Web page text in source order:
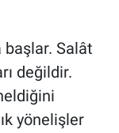
Salât
değildir.
yönelişler